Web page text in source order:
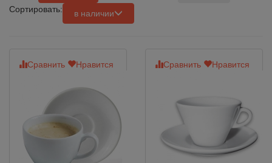
Сортировать:
в наличии
Сравнить Нравится Сравнить Нравится